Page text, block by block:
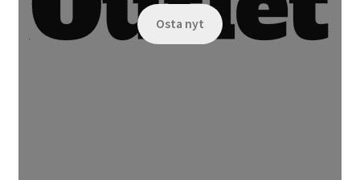
Osta nyt